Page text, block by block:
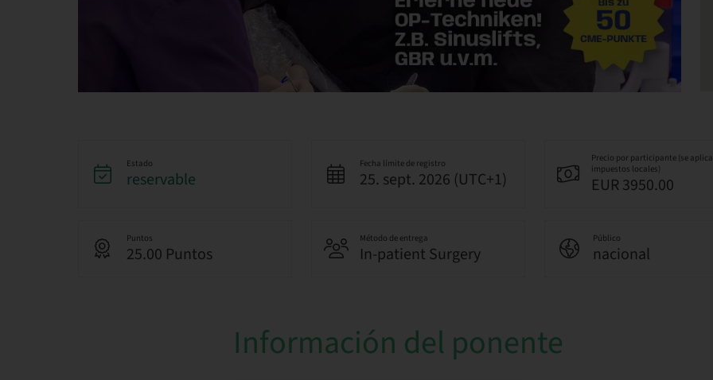
Estado
reservable
Fecha límite de registro
25. sept. 2026 (UTC+1)
Precio por participante (se
impuestos locales)
EUR 3950.00
Puntos
25.00 Puntos
Método de entrega
In-patient Surgery
Público
nacional
Información del ponente